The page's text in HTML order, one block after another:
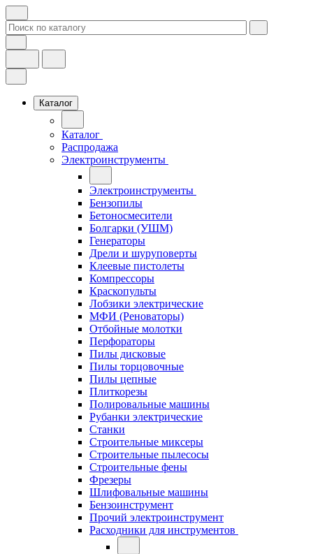
Каталог
Каталог
Распродажа
Электроинструменты
Электроинструменты
Бензопилы
Бетоносмесители
Болгарки (УШМ)
Генераторы
Дрели и шуруповерты
Клеевые пистолеты
Компрессоры
Краскопульты
Лобзики электрические
МФИ (Реноваторы)
Отбойные молотки
Перфораторы
Пилы дисковые
Пилы торцовочные
Пилы цепные
Плиткорезы
Полировальные машины
Рубанки электрические
Станки
Строительные миксеры
Строительные пылесосы
Строительные фены
Фрезеры
Шлифовальные машины
Бензоинструмент
Прочий электроинструмент
Расходники для инструментов